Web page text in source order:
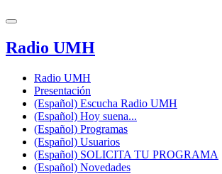
Radio UMH
Radio UMH
Presentación
(Español) Escucha Radio UMH
(Español) Hoy suena...
(Español) Programas
(Español) Usuarios
(Español) SOLICITA TU PROGRAMA
(Español) Novedades